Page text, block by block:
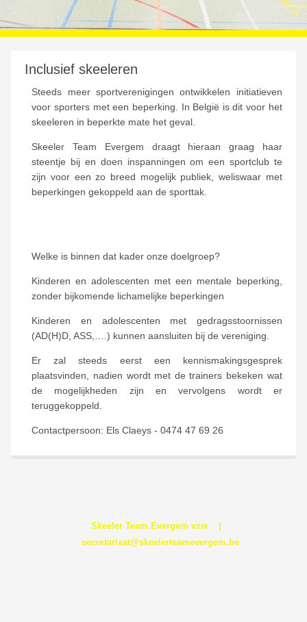
Inclusief skeeleren
Steeds meer sportverenigingen ontwikkelen initiatieven
voor sporters met een beperking. In België is dit voor het
skeeleren in beperkte mate het geval.
Skeeler Team Evergem draagt hieraan graag haar
steentje bij en doen inspanningen om een sportclub te
zijn voor een zo breed mogelijk publiek, weliswaar met
beperkingen gekoppeld aan de sporttak.
Welke is binnen dat kader onze doelgroep?
Kinderen en adolescenten met een mentale beperking,
zonder bijkomende lichamelijke beperkingen
Kinderen en adolescenten met gedragsstoornissen
(AD(H)D, ASS,….) kunnen aansluiten bij de vereniging.
Er zal steeds eerst een kennismakingsgesprek
plaatsvinden, nadien wordt met de trainers bekeken wat
de mogelijkheden zijn en vervolgens wordt er
teruggekoppeld.
Contactpersoon: Els Claeys - 0474 47 69 26
Skeeler Team Evergem vzw |
secretariaat@skeelerteamevergem.be